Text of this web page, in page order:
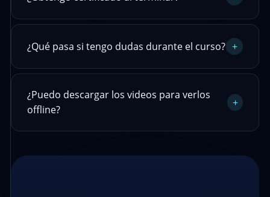
¿Qué pasa si tengo dudas durante el curso? +
¿Puedo descargar los videos para verlos
offline?
+